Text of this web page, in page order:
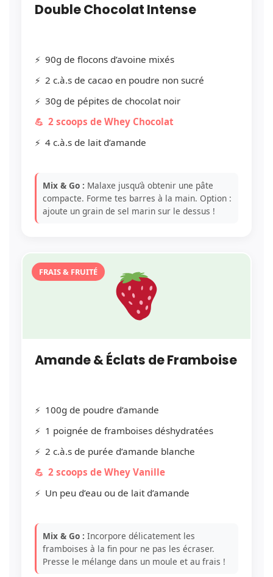
Double Chocolat Intense
90g de flocons d’avoine mixés
2 c.à.s de cacao en poudre non sucré
30g de pépites de chocolat noir
2 scoops de Whey Chocolat
4 c.à.s de lait d’amande
Mix & Go : Malaxe jusqu’à obtenir une pâte
compacte. Forme tes barres à la main. Option :
ajoute un grain de sel marin sur le dessus !
FRAIS & FRUITÉ
Amande & Éclats de Framboise
100g de poudre d’amande
1 poignée de framboises déshydratées
2 c.à.s de purée d’amande blanche
2 scoops de Whey Vanille
Un peu d’eau ou de lait d’amande
Mix & Go : Incorpore délicatement les
framboises à la fin pour ne pas les écraser.
Presse le mélange dans un moule et au frais !